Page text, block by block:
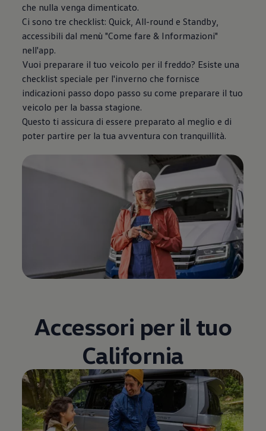
che nulla venga dimenticato.
Ci sono tre checklist: Quick, All-round e Standby,
accessibili dal menù "Come fare & Informazioni"
nell'app.
Vuoi preparare il tuo veicolo per il freddo? Esiste una
checklist speciale per l'inverno che fornisce
indicazioni passo dopo passo su come preparare il tuo
veicolo per la bassa stagione.
Questo ti assicura di essere preparato al meglio e di
poter partire per la tua avventura con tranquillità.
Accessori per il tuo
California